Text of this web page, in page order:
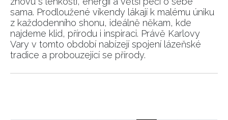
sama. Prodloužené víkendy lákají k malému úniku
z každodenního shonu, ideálně někam, kde
najdeme klid, přírodu i inspiraci. Právě Karlovy
Vary v tomto období nabízejí spojení lázeňské
tradice a probouzející se přírody.